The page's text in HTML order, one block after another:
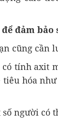
đảm bảo
cũng cần
tính axit
hóa
số người có